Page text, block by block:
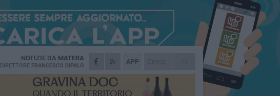
APP
NOTIZIE DA MATERA
DIRETTORE FRANCESCO DIPALO